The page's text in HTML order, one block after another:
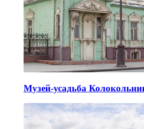
Музей-усадьба